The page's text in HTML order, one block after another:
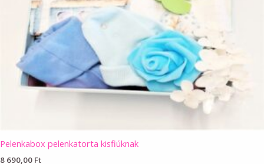
Pelenkabox pelenkatorta kisfiúknak
8 690,00 Ft